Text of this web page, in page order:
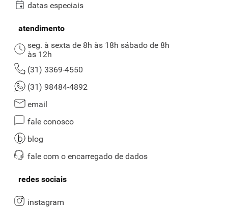
datas especiais
atendimento
seg. à sexta de 8h às 18h sábado de 8h
às 12h
(31) 3369-4550
(31) 98484-4892
email
fale conosco
blog
fale com o encarregado de dados
redes sociais
instagram